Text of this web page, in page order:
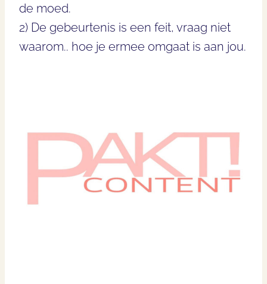
de moed.
2) De gebeurtenis is een feit, vraag niet
waarom.. hoe je ermee omgaat is aan jou.